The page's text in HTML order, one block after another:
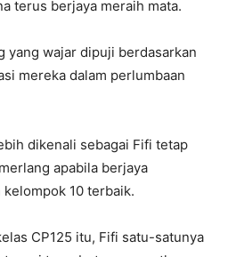
terus berjaya meraih mata.
yang wajar dipuji berdasarkan
mereka dalam perlumbaan
dikenali sebagai Fifi tetap
apabila berjaya
10 terbaik.
CP125 itu, Fifi satu-satunya